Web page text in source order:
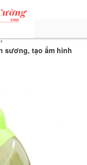
sương, tạo ẩm hình